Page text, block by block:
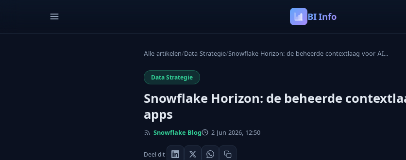
BI Info
Alle artikelen/Data Strategie/Snowflake Horizon: de beheerde contextlaag voor AI...
Data Strategie
Snowflake Horizon: de beheerde
apps
Snowflake Blog 2 Jun 2026, 12:50
Deel dit